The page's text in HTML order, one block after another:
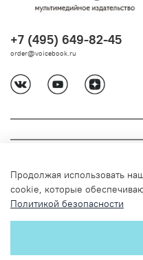
+7 (495) 649-82-45
order@voicebook.ru
Продолжая использовать
cookie, которые
Политикой безопасности